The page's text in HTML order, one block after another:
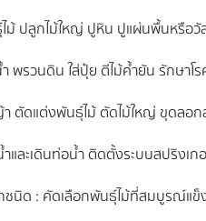
ปลูกไม้ใหญ่ ปูหิน ปูแผ่นพื้นหรือ
พรวนดิน ใส่ปุ๋ย ตีไม้ค้ำยัน รักษาโ
ตัดแต่งพันธุ์ไม้ ตัดไม้ใหญ่ ขุดลอก
และเดินท่อน้ำ ติดตั้งระบบสปริงเก
นิด : คัดเลือกพันธุ์ไม้ที่สมบูรณ์แข็